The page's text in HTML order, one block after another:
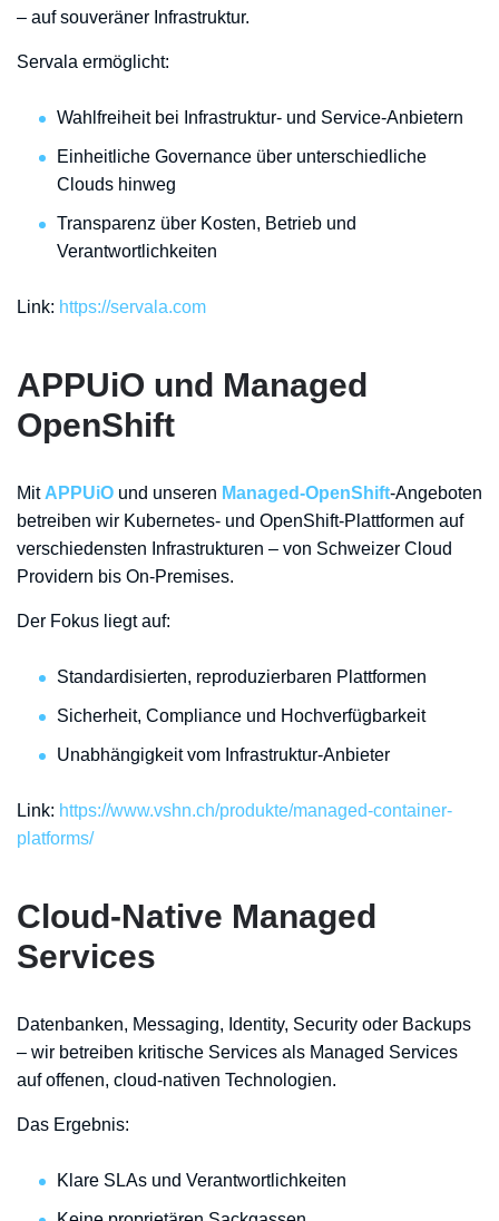
– auf souveräner Infrastruktur.
Servala ermöglicht:
Wahlfreiheit bei Infrastruktur- und Service-Anbietern
Einheitliche Governance über unterschiedliche
Clouds hinweg
Transparenz über Kosten, Betrieb und
Verantwortlichkeiten
Link: https://servala.com
APPUiO und Managed
OpenShift
Mit APPUiO und unseren Managed-OpenShift-Angeboten
betreiben wir Kubernetes- und OpenShift-Plattformen auf
verschiedensten Infrastrukturen – von Schweizer Cloud
Providern bis On-Premises.
Der Fokus liegt auf:
Standardisierten, reproduzierbaren Plattformen
Sicherheit, Compliance und Hochverfügbarkeit
Unabhängigkeit vom Infrastruktur-Anbieter
Link: https://www.vshn.ch/produkte/managed-container-
platforms/
Cloud-Native Managed
Services
Datenbanken, Messaging, Identity, Security oder Backups
– wir betreiben kritische Services als Managed Services
auf offenen, cloud-nativen Technologien.
Das Ergebnis:
Klare SLAs und Verantwortlichkeiten